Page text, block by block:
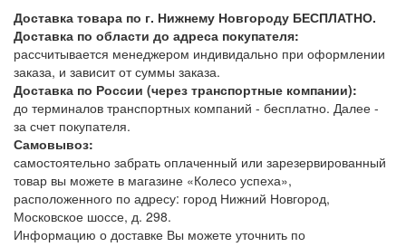
Доставка товара по г. Нижнему Новгороду БЕСПЛАТНО.
Доставка по области до адреса покупателя:
рассчитывается менеджером индивидально при оформлении
заказа, и зависит от суммы заказа.
Доставка по России (через транспортные компании):
до терминалов транспортных компаний - бесплатно. Далее -
за счет покупателя.
Самовывоз:
самостоятельно забрать оплаченный или зарезервированный
товар вы можете в магазине «Колесо успеха»,
расположенного по адресу: город Нижний Новгород,
Московское шоссе, д. 298.
Информацию о доставке Вы можете уточнить по